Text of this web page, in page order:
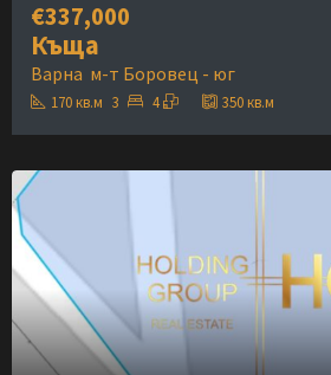
€337,000
Къща
Варна м-т Боровец - юг
170 кв.м 3 4 350 кв.м